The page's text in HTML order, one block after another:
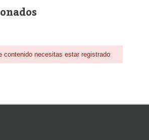
contenido necesitas estar registrado